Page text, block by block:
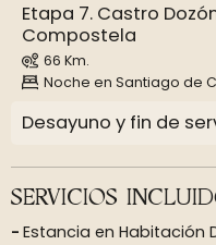
Etapa 7. Castro
Compostela
66 Km.
Noche en Santiago de
Desayuno y fin de
SERVICIOS
Estancia en Habitación